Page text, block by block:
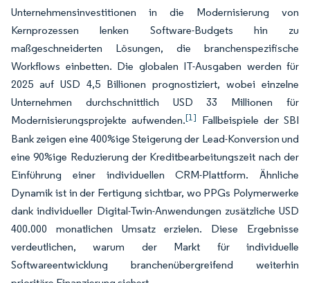
Unternehmensinvestitionen in die Modernisierung von
Kernprozessen lenken Software-Budgets hin zu
maßgeschneiderten Lösungen, die branchenspezifische
Workflows einbetten. Die globalen IT-Ausgaben werden für
2025 auf USD 4,5 Billionen prognostiziert, wobei einzelne
Unternehmen durchschnittlich USD 33 Millionen für
Modernisierungsprojekte aufwenden.[1] Fallbeispiele der SBI
Bank zeigen eine 400%ige Steigerung der Lead-Konversion und
eine 90%ige Reduzierung der Kreditbearbeitungszeit nach der
Einführung einer individuellen CRM-Plattform. Ähnliche
Dynamik ist in der Fertigung sichtbar, wo PPGs Polymerwerke
dank individueller Digital-Twin-Anwendungen zusätzliche USD
400.000 monatlichen Umsatz erzielen. Diese Ergebnisse
verdeutlichen, warum der Markt für individuelle
Softwareentwicklung branchenübergreifend weiterhin